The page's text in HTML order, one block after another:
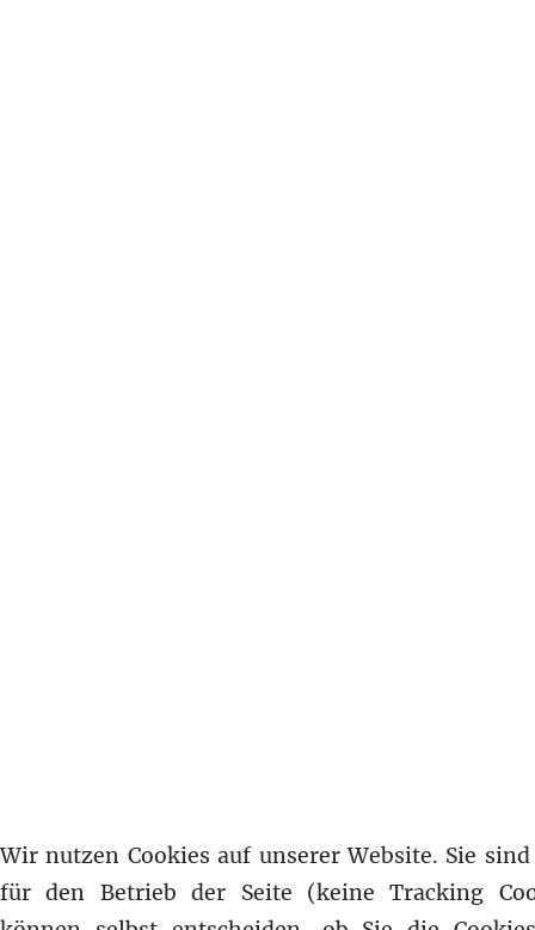
Wir nutzen Cookies auf unserer Website. Sie
für den Betrieb der Seite (keine Tracking